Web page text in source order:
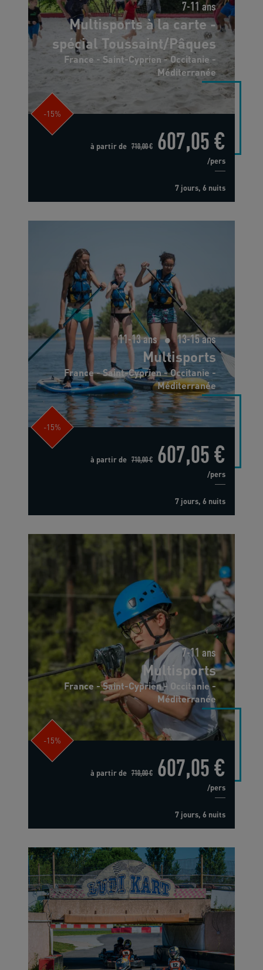
7-11 ans
Multisports à la carte -
spécial Toussaint/Pâques
France - Saint-Cyprien - Occitanie -
Méditerranée
-15%
à partir de 710,00 € 607,05 €
/pers
7 jours, 6 nuits
11-13 ans 13-15 ans
Multisports
France - Saint-Cyprien - Occitanie -
Méditerranée
-15%
à partir de 710,00 € 607,05 €
/pers
7 jours, 6 nuits
7-11 ans
Multisports
France - Saint-Cyprien - Occitanie -
Méditerranée
-15%
à partir de 710,00 € 607,05 €
/pers
7 jours, 6 nuits